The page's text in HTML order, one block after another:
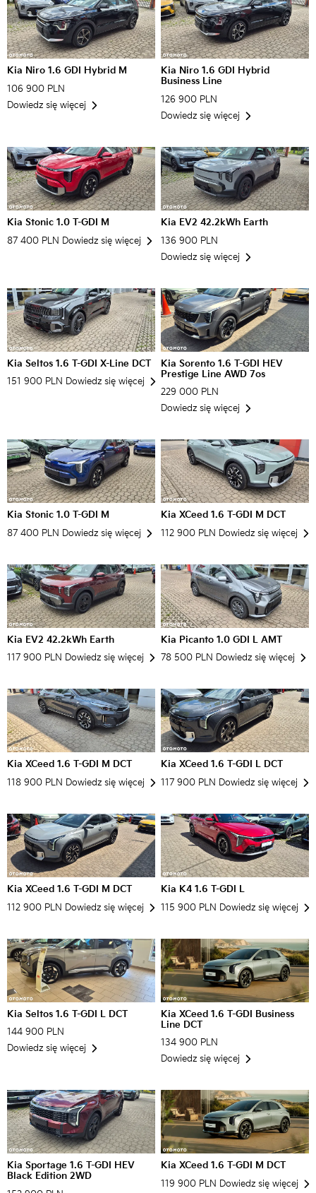
Kia Niro 1.6 GDI Hybrid M
106 900 PLN
Dowiedz się więcej
Kia Niro 1.6 GDI Hybrid
Business Line
126 900 PLN
Dowiedz się więcej
Kia Stonic 1.0 T-GDI M
87 400 PLN Dowiedz się więcej
Kia EV2 42.2kWh Earth
136 900 PLN
Dowiedz się więcej
Kia Seltos 1.6 T-GDI X-Line DCT
151 900 PLN Dowiedz się więcej
Kia Sorento 1.6 T-GDI HEV
Prestige Line AWD 7os
229 000 PLN
Dowiedz się więcej
Kia Stonic 1.0 T-GDI M
87 400 PLN Dowiedz się więcej
Kia XCeed 1.6 T-GDI M DCT
112 900 PLN Dowiedz się więcej
Kia EV2 42.2kWh Earth
117 900 PLN Dowiedz się więcej
Kia Picanto 1.0 GDI L AMT
78 500 PLN Dowiedz się więcej
Kia XCeed 1.6 T-GDI M DCT
118 900 PLN Dowiedz się więcej
Kia XCeed 1.6 T-GDI L DCT
117 900 PLN Dowiedz się więcej
Kia XCeed 1.6 T-GDI M DCT
112 900 PLN Dowiedz się więcej
Kia K4 1.6 T-GDI L
115 900 PLN Dowiedz się więcej
Kia Seltos 1.6 T-GDI L DCT
144 900 PLN
Dowiedz się więcej
Kia XCeed 1.6 T-GDI Business
Line DCT
134 900 PLN
Dowiedz się więcej
Kia Sportage 1.6 T-GDI HEV
Black Edition 2WD
Kia XCeed 1.6 T-GDI M DCT
119 900 PLN Dowiedz się więcej